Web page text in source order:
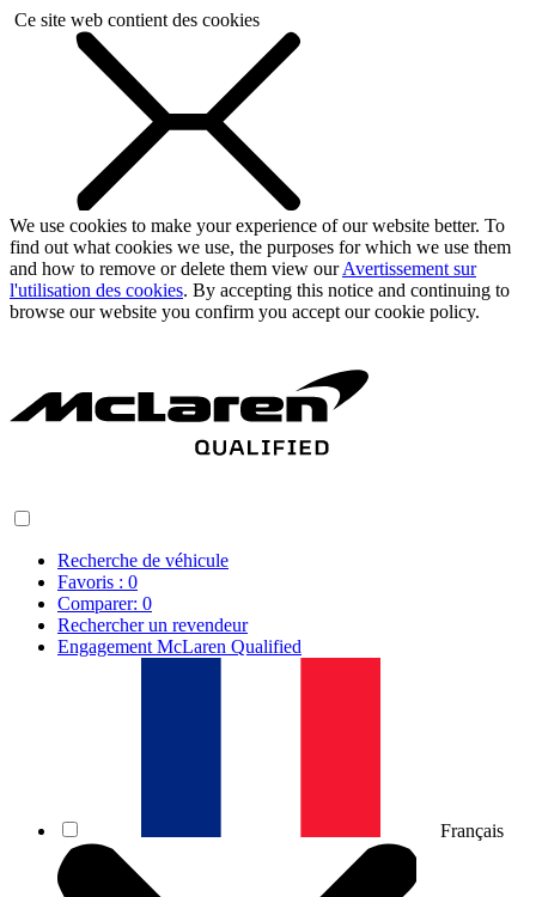
Ce site web contient des cookies
We use cookies to make your experience of our website better. To
find out what cookies we use, the purposes for which we use them
and how to remove or delete them view ourAvertissement sur
l'utilisation des cookies. By accepting this notice and continuing to
browse our website you confirm you accept our cookie policy.
Recherche de véhicule
Favoris : 0
Comparer: 0
Rechercher un revendeur
Engagement McLaren Qualified
Français